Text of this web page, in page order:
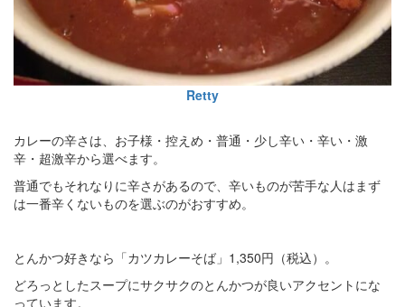
Retty
カレーの辛さは、お子様・控えめ・普通・少し辛い・辛い・激
辛・超激辛から選べます。
普通でもそれなりに辛さがあるので、辛いものが苦手な人はまず
は一番辛くないものを選ぶのがおすすめ。​
とんかつ好きなら「カツカレーそば」1,350円（税込）。
どろっとしたスープにサクサクのとんかつが良いアクセントにな
っています。